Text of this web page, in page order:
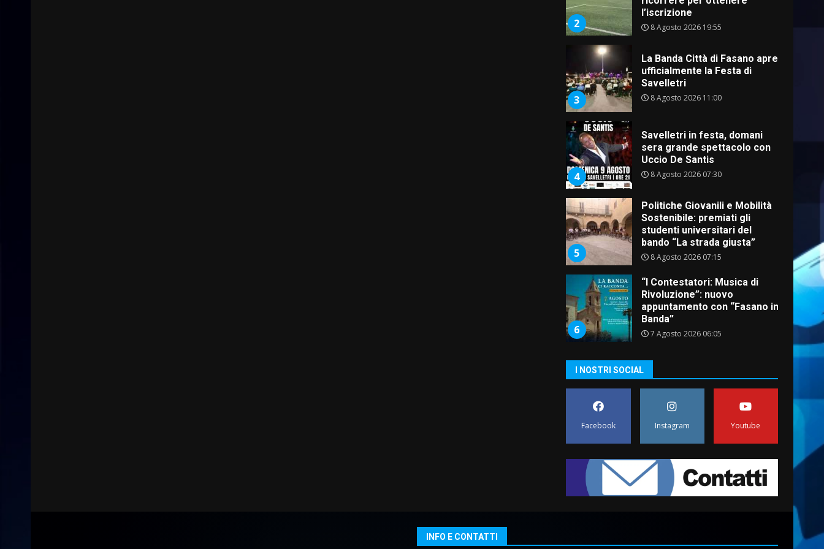
2
l’iscrizione
8 Agosto 2026 19:55
3
La Banda Città di Fasano apre
ufficialmente la Festa di
Savelletri
8 Agosto 2026 11:00
4
Savelletri in festa, domani
sera grande spettacolo con
Uccio De Santis
8 Agosto 2026 07:30
5
Politiche Giovanili e Mobilità
Sostenibile: premiati gli
studenti universitari del
bando “La strada giusta”
8 Agosto 2026 07:15
6
“I Contestatori: Musica di
Rivoluzione”: nuovo
appuntamento con “Fasano in
Banda”
7 Agosto 2026 06:05
US Fasano, Scianaro:
“Profonda amarezza per
7 Agosto 2026 06:00
Grande successo per la
Savelletri
9 Agosto 2026 07:32
I NOSTRI SOCIAL
Facebook Instagram Youtube
INFO E CONTATTI